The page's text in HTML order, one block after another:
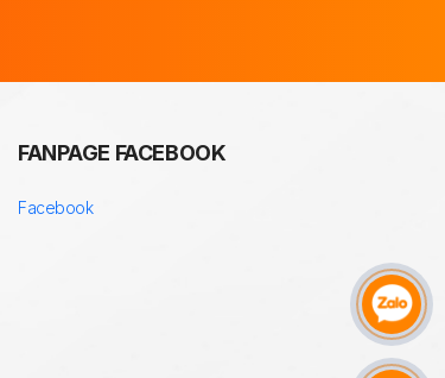
FANPAGE FACEBOOK
Facebook